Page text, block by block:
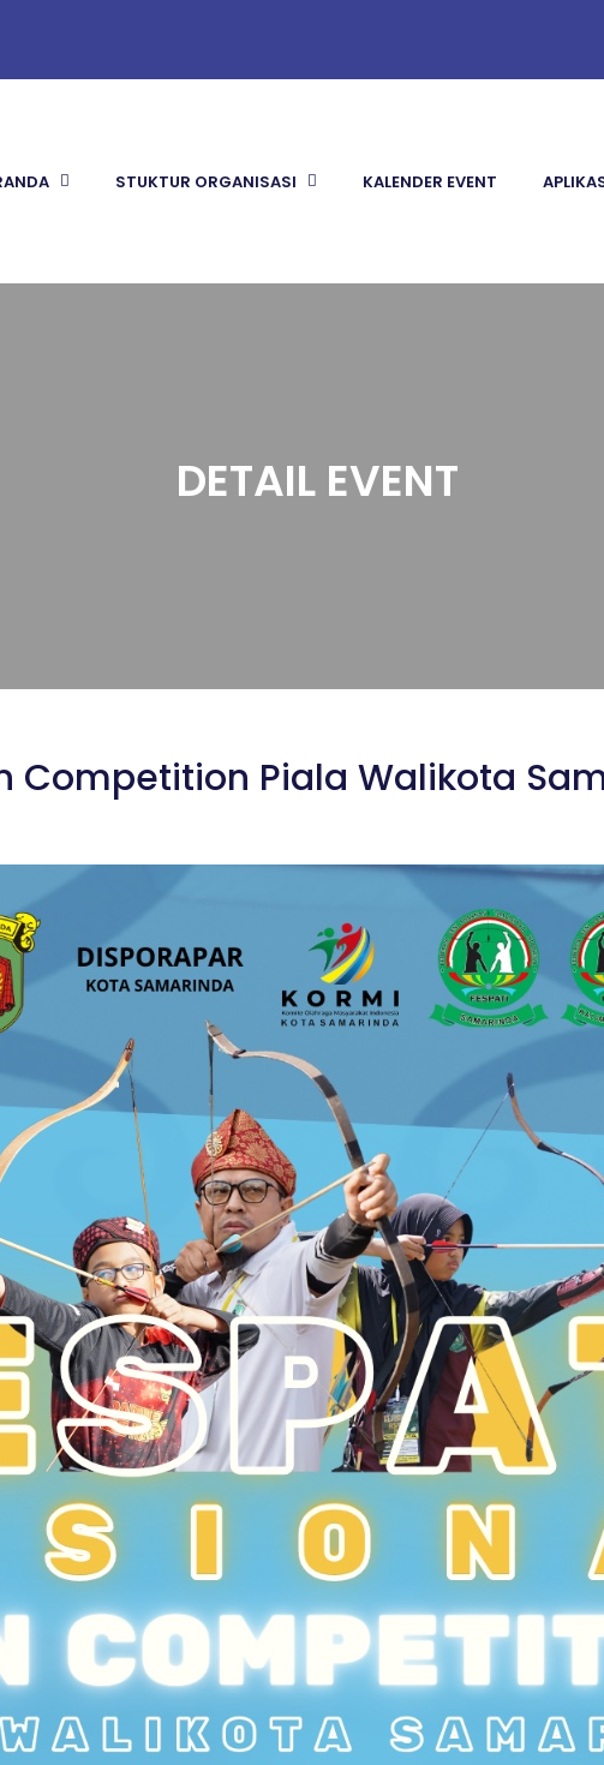
STUKTUR ORGANISASI KALENDER EVENT
DETAIL EVENT
Competition Piala Walikota